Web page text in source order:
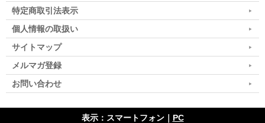
特定商取引法表示
個人情報の取扱い
サイトマップ
メルマガ登録
お問い合わせ
表示：スマートフォン｜ PC